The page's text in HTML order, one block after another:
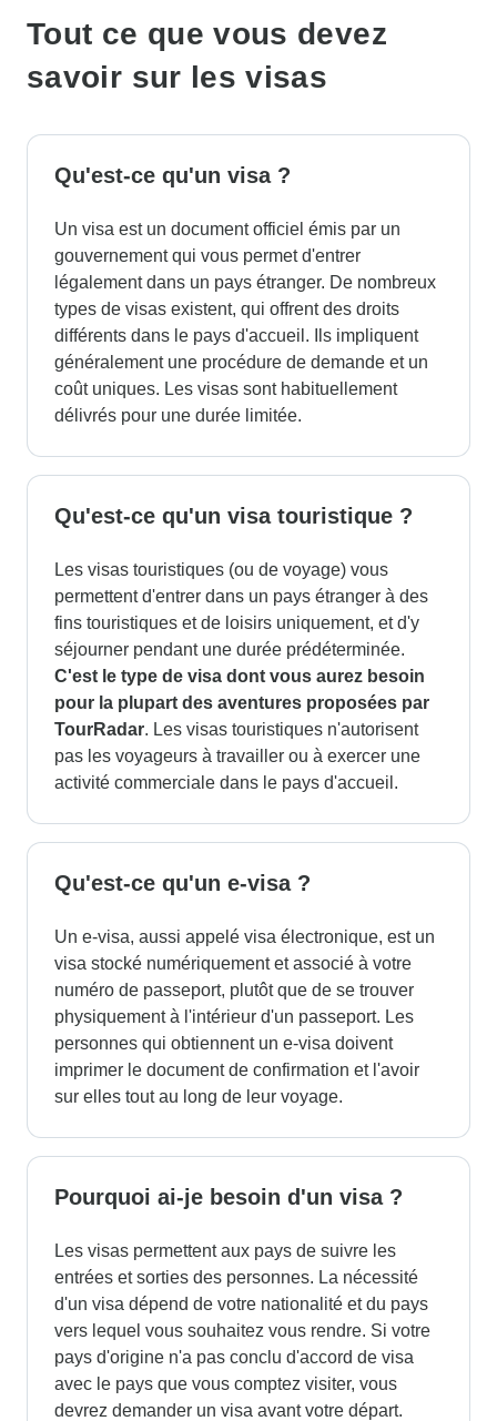
Tout ce que vous devez
savoir sur les visas
Qu'est-ce qu'un visa ?
Un visa est un document officiel émis par un
gouvernement qui vous permet d'entrer
légalement dans un pays étranger. De nombreux
types de visas existent, qui offrent des droits
différents dans le pays d'accueil. Ils impliquent
généralement une procédure de demande et un
coût uniques. Les visas sont habituellement
délivrés pour une durée limitée.
Qu'est-ce qu'un visa touristique ?
Les visas touristiques (ou de voyage) vous
permettent d'entrer dans un pays étranger à des
fins touristiques et de loisirs uniquement, et d'y
séjourner pendant une durée prédéterminée.
C'est le type de visa dont vous aurez besoin
pour la plupart des aventures proposées par
TourRadar. Les visas touristiques n'autorisent
pas les voyageurs à travailler ou à exercer une
activité commerciale dans le pays d'accueil.
Qu'est-ce qu'un e-visa ?
Un e-visa, aussi appelé visa électronique, est un
visa stocké numériquement et associé à votre
numéro de passeport, plutôt que de se trouver
physiquement à l'intérieur d'un passeport. Les
personnes qui obtiennent un e-visa doivent
imprimer le document de confirmation et l'avoir
sur elles tout au long de leur voyage.
Pourquoi ai-je besoin d'un visa ?
Les visas permettent aux pays de suivre les
entrées et sorties des personnes. La nécessité
d'un visa dépend de votre nationalité et du pays
vers lequel vous souhaitez vous rendre. Si votre
pays d'origine n'a pas conclu d'accord de visa
avec le pays que vous comptez visiter, vous
devrez demander un visa avant votre départ.